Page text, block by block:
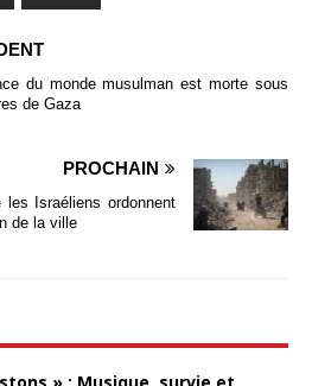
du monde musulman est morte sous
de Gaza
PROCHAIN
Israéliens ordonnent
de la ville
» : Musique, survie et